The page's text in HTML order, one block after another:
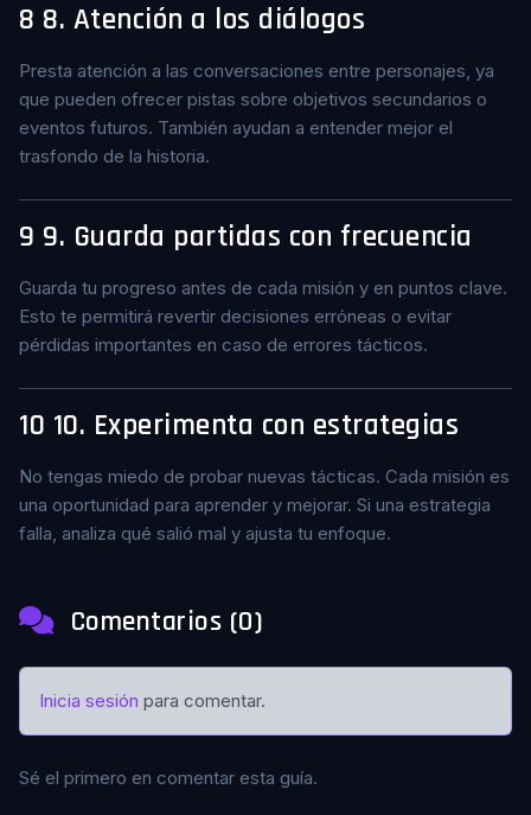
8 8. Atención a los diálogos
Presta atención a las conversaciones entre personajes, ya
que pueden ofrecer pistas sobre objetivos secundarios o
eventos futuros. También ayudan a entender mejor el
trasfondo de la historia.
9 9. Guarda partidas con frecuencia
Guarda tu progreso antes de cada misión y en puntos clave.
Esto te permitirá revertir decisiones erróneas o evitar
pérdidas importantes en caso de errores tácticos.
10 10. Experimenta con estrategias
No tengas miedo de probar nuevas tácticas. Cada misión es
una oportunidad para aprender y mejorar. Si una estrategia
falla, analiza qué salió mal y ajusta tu enfoque.
Comentarios (0)
Inicia sesión para comentar.
Sé el primero en comentar esta guía.